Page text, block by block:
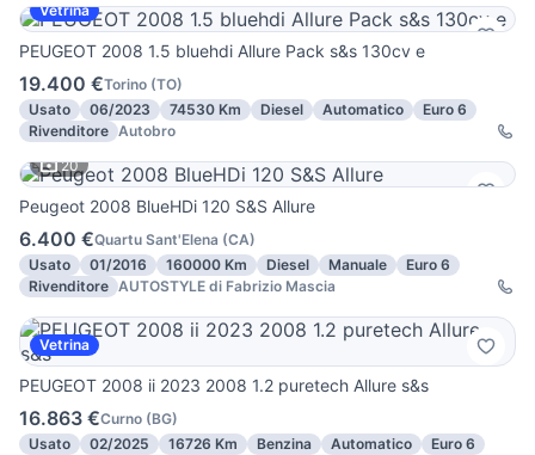
Vetrina
PEUGEOT 2008 1.5 bluehdi Allure Pack s&s 130cv e
19.400 €Torino (TO)
Usato
06/2023 74530 Km Diesel Automatico
Euro 6
Rivenditore Autobro
20
Peugeot 2008 BlueHDi 120 S&S Allure
6.400 €Quartu Sant'Elena (CA)
Usato
01/2016 160000 Km Diesel Manuale
Euro 6
Rivenditore AUTOSTYLE di Fabrizio Mascia
Vetrina
PEUGEOT 2008 ii 2023 2008 1.2 puretech Allure s&s
16.863 €Curno (BG)
Usato
02/2025 16726 Km Benzina Automatico
Euro 6